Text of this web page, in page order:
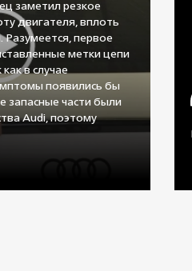
заметил резкое
двигателя, вплоть
Разумеется, первое
метки цепи
в случае
появились бы
запасные части были
Audi, поэтому